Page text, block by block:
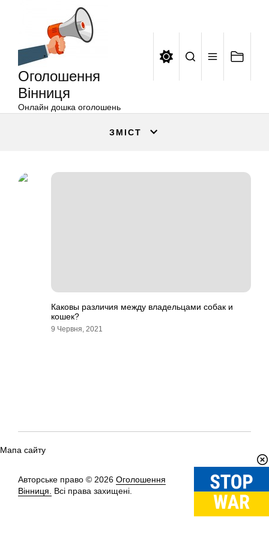
Оголошення
Вінниця
Онлайн дошка оголошень
ЗМІСТ
Каковы различия между владельцами собак и
кошек?
9 Червня, 2021
Мапа сайту
Авторське право © 2026 Оголошення
Вінниця.
Всі права захищені.
Вгору↑